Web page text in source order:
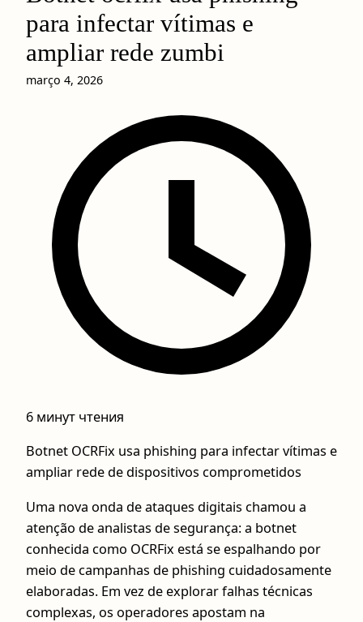
para infectar vítimas e
ampliar rede zumbi
março 4, 2026
6 минут чтения
Botnet OCRFix usa phishing para infectar vítimas e
ampliar rede de dispositivos comprometidos
Uma nova onda de ataques digitais chamou a
atenção de analistas de segurança: a botnet
conhecida como OCRFix está se espalhando por
meio de campanhas de phishing cuidadosamente
elaboradas. Em vez de explorar falhas técnicas
complexas, os operadores apostam na